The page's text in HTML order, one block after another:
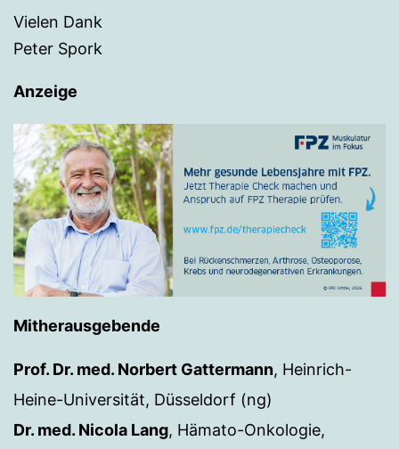
Vielen Dank
Peter Spork
Anzeige
Mitherausgebende
Prof. Dr. med. Norbert Gattermann, Heinrich-
Heine-Universität, Düsseldorf (ng)
Dr. med. Nicola Lang, Hämato-Onkologie,